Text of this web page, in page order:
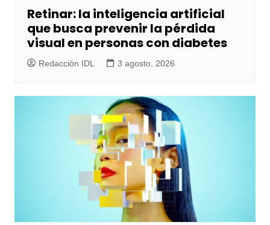
Retinar: la inteligencia artificial
que busca prevenir la pérdida
visual en personas con diabetes
Redacción IDL 3 agosto, 2026